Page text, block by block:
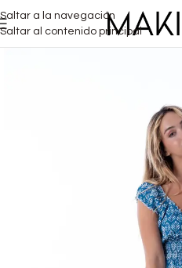
Saltar a la navegación
Saltar al contenido principal